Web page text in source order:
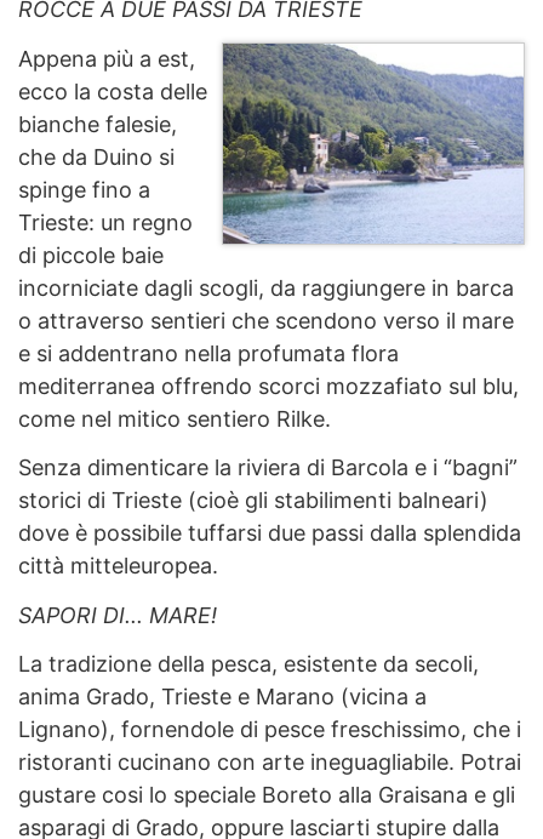
ROCCE A DUE PASSI DA TRIESTE
Appena più a est,
ecco la costa delle
bianche falesie,
che da Duino si
spinge fino a
Trieste: un regno
di piccole baie
incorniciate dagli scogli, da raggiungere in barca
o attraverso sentieri che scendono verso il mare
e si addentrano nella profumata flora
mediterranea offrendo scorci mozzafiato sul blu,
come nel mitico sentiero Rilke.
Senza dimenticare la riviera di Barcola e i “bagni”
storici di Trieste (cioè gli stabilimenti balneari)
dove è possibile tuffarsi due passi dalla splendida
città mitteleuropea.
SAPORI DI... MARE!
La tradizione della pesca, esistente da secoli,
anima Grado, Trieste e Marano (vicina a
Lignano), fornendole di pesce freschissimo, che i
ristoranti cucinano con arte ineguagliabile. Potrai
gustare cosi lo speciale Boreto alla Graisana e gli
asparagi di Grado, oppure lasciarti stupire dalla